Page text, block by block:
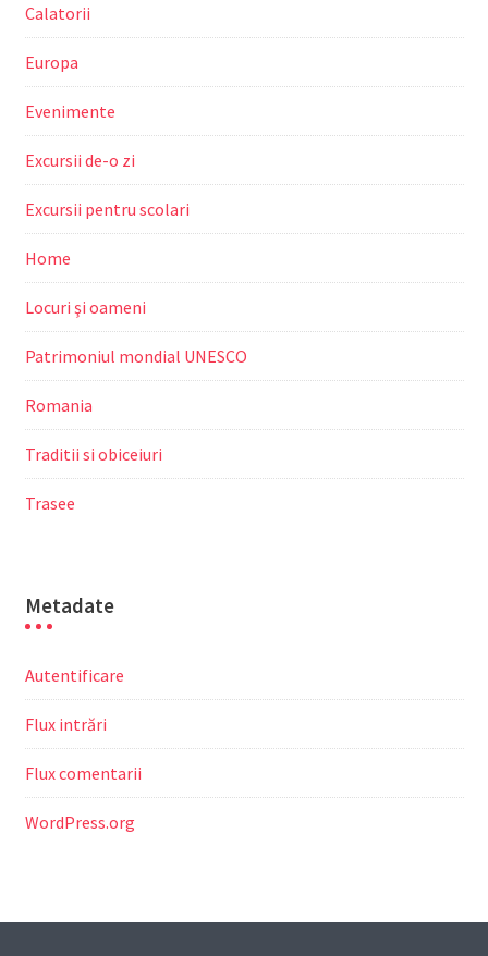
Calatorii
Europa
Evenimente
Excursii de-o zi
Excursii pentru scolari
Home
Locuri şi oameni
Patrimoniul mondial UNESCO
Romania
Traditii si obiceiuri
Trasee
Metadate
Autentificare
Flux intrări
Flux comentarii
WordPress.org